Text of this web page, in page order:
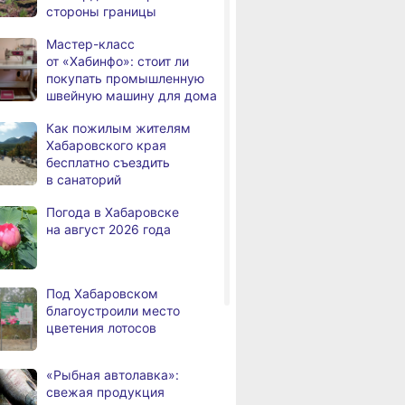
Хабаровского края
возрождает
Дальневосточную студию
кинохроники
В команду крупного
издательского дома
требуется специалист
по документообороту
«Раскладушки» и «книжки»
Магнитные бури,
радиационный фон и пробки
в Хабаровске 6 августа
Какой сегодня день:
Всемирный день борьбы
стороны границы
Мастер-класс
от «Хабинфо»: стоит ли
покупать промышленную
швейную машину для дома
Как пожилым жителям
Хабаровского края
бесплатно съездить
в санаторий
Погода в Хабаровске
на август 2026 года
Под Хабаровском
благоустроили место
цветения лотосов
«Рыбная автолавка»:
свежая продукция